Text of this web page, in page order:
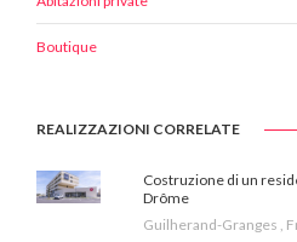
Boutique
REALIZZAZIONI CORRELATE
Costruzione di un
Drôme
Guilherand-Granges ,